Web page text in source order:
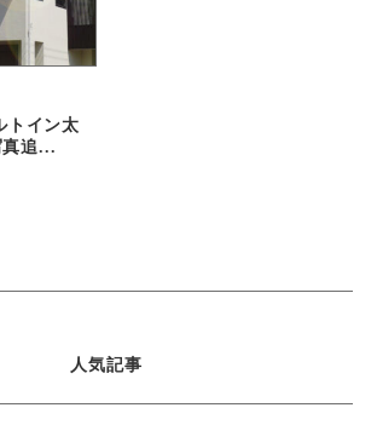
イン太
追...
人気記事